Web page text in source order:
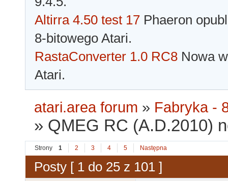
Altirra 4.50 test 17 Phaeron
8-bitowego Atari.
RastaConverter 1.0 RC8 Nowa
Atari.
atari.area forum » Fabryka -
» QMEG RC (A.D.2010)
Strony 1 2 3 4 5 Następna
Posty [ 1 do 25 z 101 ]